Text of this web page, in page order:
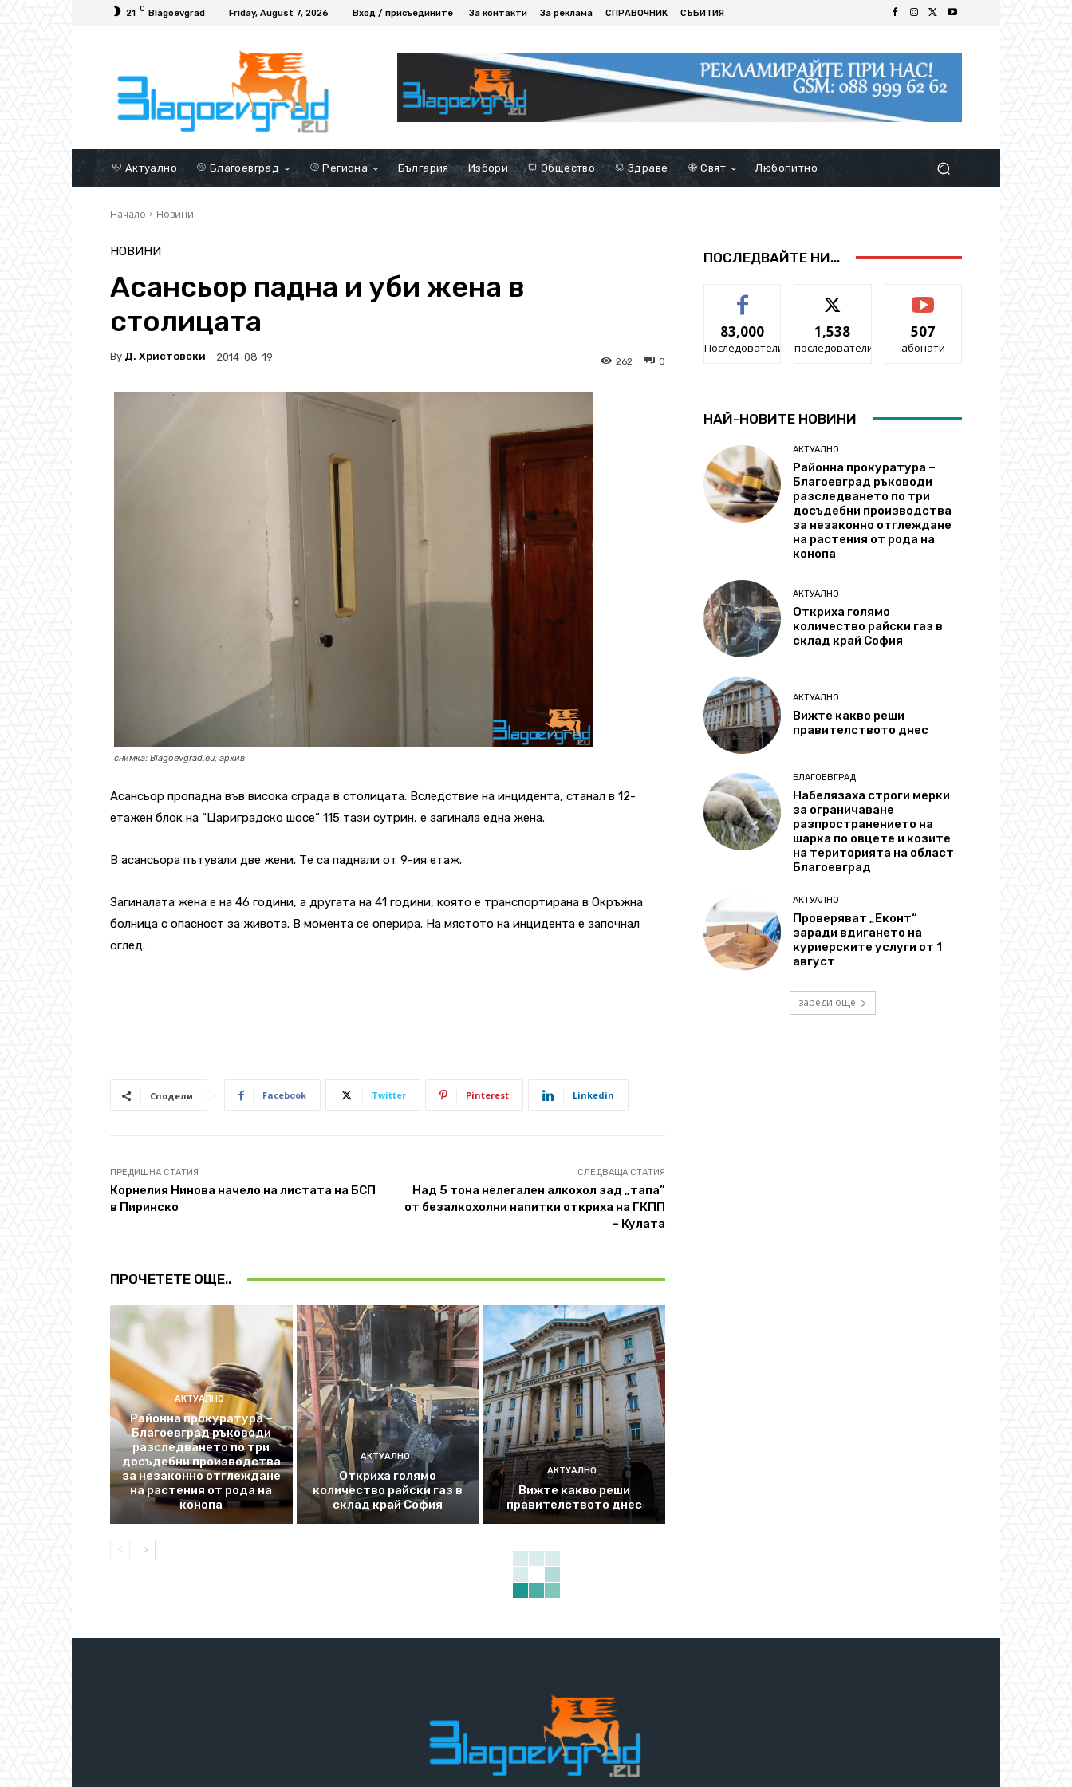
21 C Blagoevgrad Friday, August 7, 2026 Вход / присъедините За контакти За реклама СПРАВОЧНИК СЪБИТИЯ
Актуално Благоевград Региона България Избори Общество Здраве Свят Любопитно
Начало Новини
НОВИНИ
Асансьор падна и уби жена в
столицата
By Д. Христовски 2014-08-19 0
262
снимка: Blagoevgrad.eu, архив
Асансьор пропадна във висока сграда в столицата. Вследствие на инцидента, станал в 12-
етажен блок на “Цариградско шосе” 115 тази сутрин, е загинала една жена.
В асансьора пътували две жени. Те са паднали от 9-ия етаж.
Загиналата жена е на 46 години, а другата на 41 години, която е транспортирана в Окръжна
болница с опасност за живота. В момента се оперира. На мястото на инцидента е започнал
оглед.
Сподели Facebook Twitter Pinterest Linkedin
ПРЕДИШНА СТАТИЯ
Корнелия Нинова начело на листата на БСП
в Пиринско
СЛЕДВАЩА СТАТИЯ
Над 5 тона нелегален алкохол зад „тапа”
от безалкохолни напитки откриха на ГКПП
– Кулата
ПРОЧЕТЕТЕ ОЩЕ..
АКТУАЛНО
Районна прокуратура –
Благоевград ръководи
разследването по три
досъдебни производства
за незаконно отглеждане
на растения от рода на
конопа
АКТУАЛНО
Откриха голямо
количество райски газ в
склад край София
АКТУАЛНО
Вижте какво реши
правителството днес
ПОСЛЕДВАЙТЕ НИ...
83,000
Последователи
1,538
последователи
507
абонати
НАЙ-НОВИТЕ НОВИНИ
АКТУАЛНО
Районна прокуратура –
Благоевград ръководи
разследването по три
досъдебни производства
за незаконно отглеждане
на растения от рода на
конопа
АКТУАЛНО
Откриха голямо
количество райски газ в
склад край София
АКТУАЛНО
Вижте какво реши
правителството днес
БЛАГОЕВГРАД
Набелязаха строги мерки
за ограничаване
разпространението на
шарка по овцете и козите
на територията на област
Благоевград
АКТУАЛНО
Проверяват „Еконт“
заради вдигането на
куриерските услуги от 1
август
зареди още